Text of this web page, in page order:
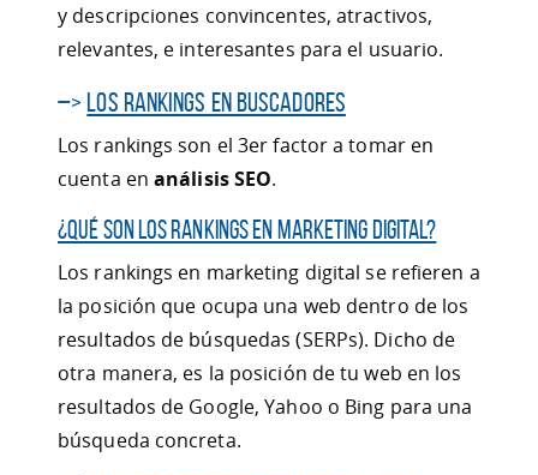
y descripciones convincentes, atractivos,
relevantes, e interesantes para el usuario.
–> Los Rankings en buscadores
Los rankings son el 3er factor a tomar en
cuenta en análisis SEO.
¿Qué son los rankings en marketing digital?
Los rankings en marketing digital se refieren a
la posición que ocupa una web dentro de los
resultados de búsquedas (SERPs). Dicho de
otra manera, es la posición de tu web en los
resultados de Google, Yahoo o Bing para una
búsqueda concreta.